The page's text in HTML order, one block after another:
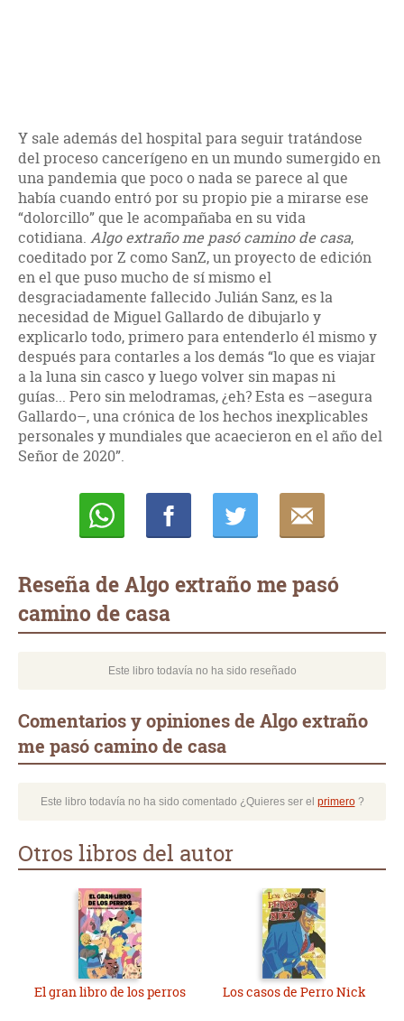
Y sale además del hospital para seguir tratándose
del proceso cancerígeno en un mundo sumergido en
una pandemia que poco o nada se parece al que
había cuando entró por su propio pie a mirarse ese
“dolorcillo” que le acompañaba en su vida
cotidiana. Algo extraño me pasó camino de casa,
coeditado por Z como SanZ, un proyecto de edición
en el que puso mucho de sí mismo el
desgraciadamente fallecido Julián Sanz, es la
necesidad de Miguel Gallardo de dibujarlo y
explicarlo todo, primero para entenderlo él mismo y
después para contarles a los demás “lo que es viajar
a la luna sin casco y luego volver sin mapas ni
guías... Pero sin melodramas, ¿eh? Esta es –asegura
Gallardo–, una crónica de los hechos inexplicables
personales y mundiales que acaecieron en el año del
Señor de 2020”.
Reseña de Algo extraño me pasó
camino de casa
Este libro todavía no ha sido reseñado
Comentarios y opiniones de Algo extraño
me pasó camino de casa
Este libro todavía no ha sido comentado ¿Quieres ser el primero?
Otros libros del autor
El gran libro de los perros Los casos de Perro Nick